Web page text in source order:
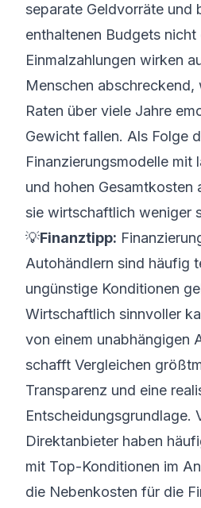
separate Geldvorräte und
enthaltenen Budgets
Einmalzahlungen wirken
Menschen abschreckend,
Raten über viele Jahre
Gewicht fallen. Als Folge
Finanzierungsmodelle mit
und hohen
sie wirtschaftlich weniger
💡Finanztipp:
Autohändlern sind häufig
ungünstige Konditionen
Wirtschaftlich sinnvoller
von einem unabhängigen
schafft Vergleichen
Transparenz und eine
Entscheidungsgrundlage.
Direktanbieter haben
mit Top-Konditionen im
die Nebenkosten für die